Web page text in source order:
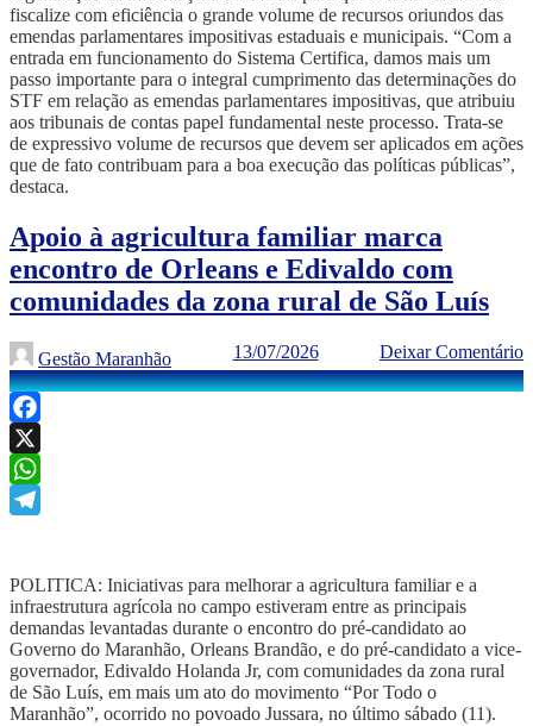
fiscalize com eficiência o grande volume de recursos oriundos das
emendas parlamentares impositivas estaduais e municipais. “Com a
entrada em funcionamento do Sistema Certifica, damos mais um
passo importante para o integral cumprimento das determinações do
STF em relação as emendas parlamentares impositivas, que atribuiu
aos tribunais de contas papel fundamental neste processo. Trata-se
de expressivo volume de recursos que devem ser aplicados em ações
que de fato contribuam para a boa execução das políticas públicas”,
destaca.
Apoio à agricultura familiar marca
encontro de Orleans e Edivaldo com
comunidades da zona rural de São Luís
Gestão Maranhão 13/07/2026 Deixar Comentário
Facebook
X
WhatsApp
POLITICA: Iniciativas para melhorar a agricultura familiar e a
infraestrutura agrícola no campo estiveram entre as principais
demandas levantadas durante o encontro do pré-candidato ao
Governo do Maranhão, Orleans Brandão, e do pré-candidato a vice-
governador, Edivaldo Holanda Jr, com comunidades da zona rural
de São Luís, em mais um ato do movimento “Por Todo o
Maranhão”, ocorrido no povoado Jussara, no último sábado (11).